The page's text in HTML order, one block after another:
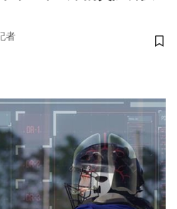
者
儲